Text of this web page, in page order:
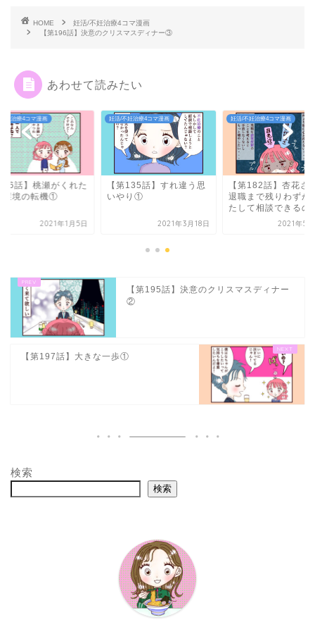
HOME
妊活/不妊治療4コマ漫画
【第196話】決意のクリスマスディナー③
あわせて読みたい
妊治療4コマ漫画
86話】桃瀬がくれた
環境の転機①
2021年1月5日
妊活/不妊治療4コマ漫画
【第135話】すれ違う思
いやり①
2021年3月18日
妊活/不妊治療4コマ漫画
【第182話】杏花さ
退職まで残りわずか
たして相談できるの
2021年5
【第195話】決意のクリスマスディナー
②
【第197話】大きな一歩①
検索
検索